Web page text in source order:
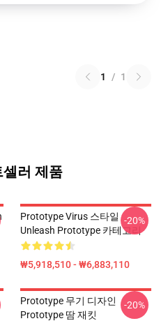
1 / 1
러 제품
Prototype Virus 스타일
Unleash Prototype 카테고리
₩5,918,510 - ₩6,883,110
-20%
Prototype 무기 디자인
Prototype 땀 재킷
-20%